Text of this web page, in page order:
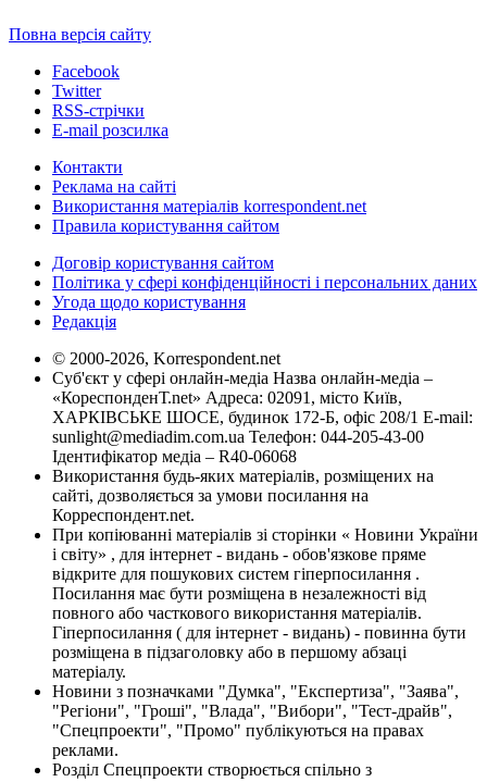
Повна версія сайту
Facebook
Twitter
RSS-стрічки
E-mail розсилка
Контакти
Реклама на сайті
Використання матеріалів korrespondent.net
Правила користування сайтом
Договір користування сайтом
Політика у сфері конфіденційності і персональних даних
Угода щодо користування
Редакція
© 2000-2026, Korrespondent.net
Суб'єкт у сфері онлайн-медіа Назва онлайн-медіа –
«КореспонденТ.net» Адреса: 02091, місто Київ,
ХАРКІВСЬКЕ ШОСЕ, будинок 172-Б, офіс 208/1 E-mail:
sunlight@mediadim.com.ua Телефон: 044-205-43-00
Ідентифікатор медіа – R40-06068
Використання будь-яких матеріалів, розміщених на
сайті, дозволяється за умови посилання на
Корреспондент.net.
При копіюванні матеріалів зі сторінки « Новини України
і світу» , для інтернет - видань - обов'язкове пряме
відкрите для пошукових систем гіперпосилання .
Посилання має бути розміщена в незалежності від
повного або часткового використання матеріалів.
Гіперпосилання ( для інтернет - видань) - повинна бути
розміщена в підзаголовку або в першому абзаці
матеріалу.
Новини з позначками "Думка", "Експертиза", "Заява",
"Регіони", "Гроші", "Влада", "Вибори", "Тест-драйв",
"Спецпроекти", "Промо" публікуються на правах
реклами.
Розділ Спецпроекти створюється спільно з